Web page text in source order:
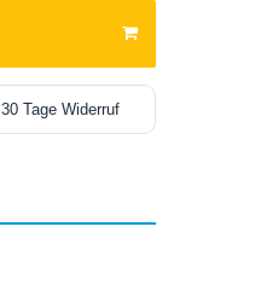
30 Tage Widerruf